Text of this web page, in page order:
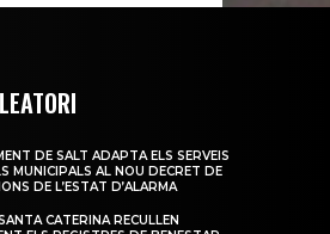
DE SALT ADAPTA ELS SERVEIS
MUNICIPALS AL NOU DECRET DE
DE L’ESTAT D’ALARMA
CATERINA RECULLEN